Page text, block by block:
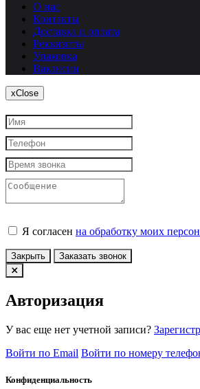
О нас
Контакты
Доставка и оплата
Реквизиты
Упаковка
Вакансии
xClose
Я согласен на обработку моих
Закрыть Заказать звонок
Авторизация
У вас еще нет учетной записи?
Войти по Email Войти по номеру
Конфиденциальность